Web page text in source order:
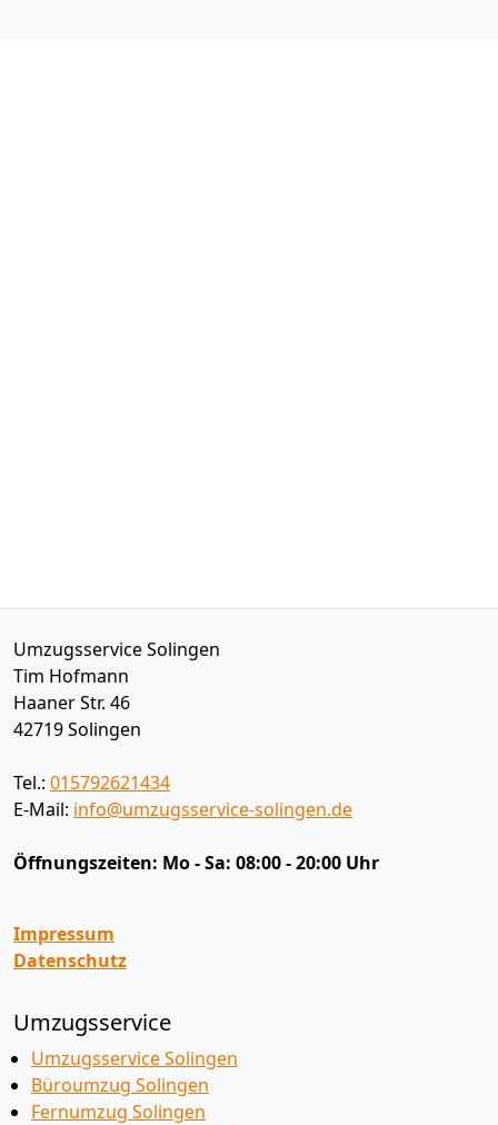
Umzugsservice Solingen
Tim Hofmann
Haaner Str. 46
42719Solingen
Tel.: 015792621434
E-Mail: info@umzugsservice-solingen.de
Öffnungszeiten: Mo - Sa: 08:00 - 20:00 Uhr
Impressum
Datenschutz
Umzugsservice
Umzugsservice Solingen
Büroumzug Solingen
Fernumzug Solingen